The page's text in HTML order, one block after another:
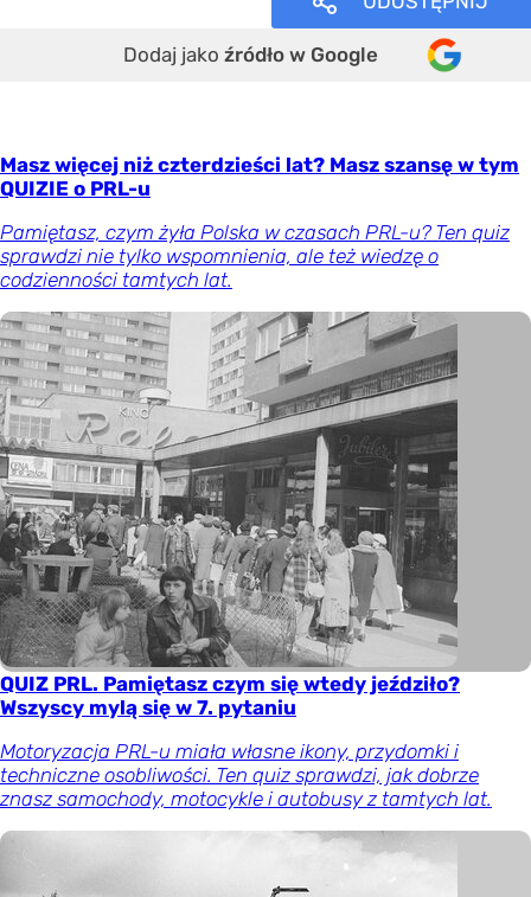
Dodaj jako źródło w Google
Masz więcej niż czterdzieści lat? Masz szansę w tym
QUIZIE o PRL-u
Pamiętasz, czym żyła Polska w czasach PRL-u? Ten quiz
sprawdzi nie tylko wspomnienia, ale też wiedzę o
codzienności tamtych lat.
QUIZ PRL. Pamiętasz czym się wtedy jeździło?
Wszyscy mylą się w 7. pytaniu
Motoryzacja PRL-u miała własne ikony, przydomki i
techniczne osobliwości. Ten quiz sprawdzi, jak dobrze
znasz samochody, motocykle i autobusy z tamtych lat.